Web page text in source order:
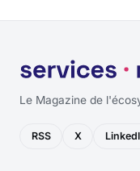
Le Magazine de
RSS X